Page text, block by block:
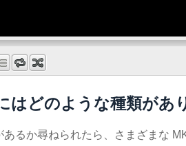
はどのような種類があ
るか尋ねられたら、さまざまな